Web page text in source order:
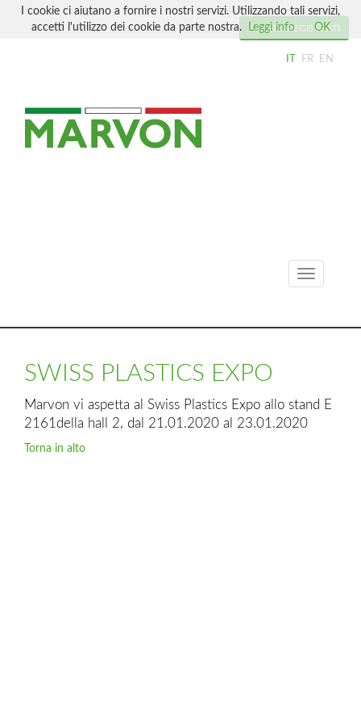
ACCEDI/REGISTRATI
FR EN
Toggle
SWISS PLASTICS EXPO
Marvon vi aspetta al Swiss Plastics Expo allo stand E
2161della hall 2, dal 21.01.2020 al 23.01.2020
Torna in alto
I cookie ci aiutano a fornire i nostri servizi. Utilizzando tali servizi,
accetti l'utilizzo dei cookie da parte nostra.
Leggi info OK